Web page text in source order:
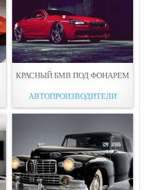
КРАСНЫЙ БМВ ПОД ФОНАРЕМ
АВТОПРОИЗВОДИТЕЛИ